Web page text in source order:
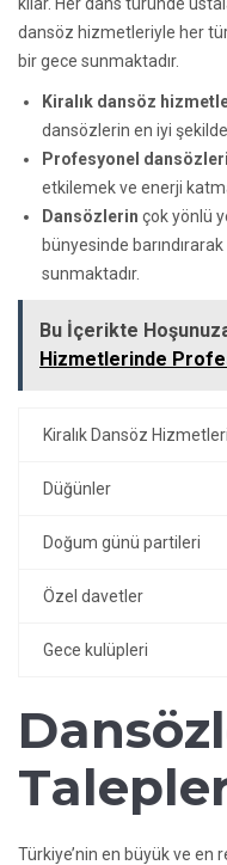
dansöz hizmetleriyle her
bir gece sunmaktadır.
Kiralık dansöz
dansözlerin en iyi
Profesyonel
etkilemek ve enerji
Dansözlerin çok yönlü
bünyesinde
sunmaktadır.
Bu İçerikte
Hizmetlerinde
Kiralık Dansöz Hizmetleri
Düğünler
Doğum günü partileri
Özel davetler
Gece kulüpleri
Türkiye’nin en büyük ve en